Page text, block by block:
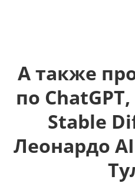
А также
по
Stable
Леонардо